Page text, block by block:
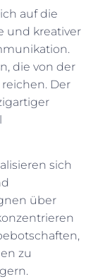
auf die
und kreativer
die von der
Der
sich
über
zu